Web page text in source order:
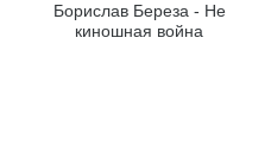
Борислав Береза - Не
киношная война